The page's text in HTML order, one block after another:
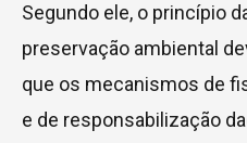
Segundo ele, o princípio
preservação ambiental
que os mecanismos de
e de responsabilização